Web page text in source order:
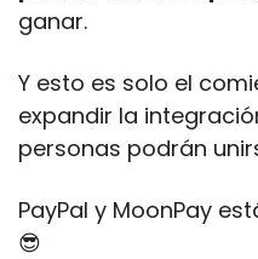
ganar.
Y esto es solo el
expandir la
personas podrán
PayPal y MoonPay
😎